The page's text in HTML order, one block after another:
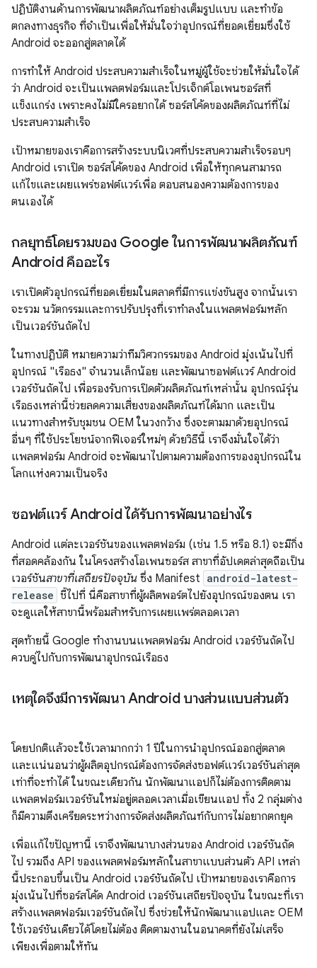
ปฏิบัติงานด้านการพัฒนาผลิตภัณฑ์อย่างเต็มรูปแบบ และทำข้อ
ตกลงทางธุรกิจ ที่จำเป็นเพื่อให้มั่นใจว่าอุปกรณ์ที่ยอดเยี่ยมซึ่งใช้
Android จะออกสู่ตลาดได้
การทำให้ Android ประสบความสำเร็จในหมู่ผู้ใช้จะช่วยให้มั่นใจได้
ว่า Android จะเป็นแพลตฟอร์มและโปรเจ็กต์โอเพนซอร์สที่
แข็งแกร่ง เพราะคงไม่มีใครอยากได้ ซอร์สโค้ดของผลิตภัณฑ์ที่ไม่
ประสบความสำเร็จ
เป้าหมายของเราคือการสร้างระบบนิเวศที่ประสบความสำเร็จรอบๆ
Android เราเปิด ซอร์สโค้ดของ Android เพื่อให้ทุกคนสามารถ
แก้ไขและเผยแพร่ซอฟต์แวร์เพื่อ ตอบสนองความต้องการของ
ตนเองได้
กลยุทธ์โดยรวมของ Google ในการพัฒนาผลิตภัณฑ์
Android คืออะไร
เราเปิดตัวอุปกรณ์ที่ยอดเยี่ยมในตลาดที่มีการแข่งขันสูง จากนั้นเรา
จะรวม นวัตกรรมและการปรับปรุงที่เราทำลงในแพลตฟอร์มหลัก
เป็นเวอร์ชันถัดไป
ในทางปฏิบัติ หมายความว่าทีมวิศวกรรมของ Android มุ่งเน้นไปที่
อุปกรณ์ "เรือธง" จำนวนเล็กน้อย และพัฒนาซอฟต์แวร์ Android
เวอร์ชันถัดไป เพื่อรองรับการเปิดตัวผลิตภัณฑ์เหล่านั้น อุปกรณ์รุ่น
เรือธงเหล่านี้ช่วยลดความเสี่ยงของผลิตภัณฑ์ได้มาก และเป็น
แนวทางสำหรับชุมชน OEM ในวงกว้าง ซึ่งจะตามมาด้วยอุปกรณ์
อื่นๆ ที่ใช้ประโยชน์จากฟีเจอร์ใหม่ๆ ด้วยวิธีนี้ เราจึงมั่นใจได้ว่า
แพลตฟอร์ม Android จะพัฒนาไปตามความต้องการของอุปกรณ์ใน
โลกแห่งความเป็นจริง
ซอฟต์แวร์ Android ได้รับการพัฒนาอย่างไร
Android แต่ละเวอร์ชันของแพลตฟอร์ม (เช่น 1.5 หรือ 8.1) จะมีกิ่ง
ที่สอดคล้องกัน ในโครงสร้างโอเพนซอร์ส สาขาที่อัปเดตล่าสุดถือเป็น
เวอร์ชันสาขาที่เสถียรปัจจุบัน ซึ่ง Manifest android-latest-
release ชี้ไปที่ นี่คือสาขาที่ผู้ผลิตพอร์ตไปยังอุปกรณ์ของตน เรา
จะดูแลให้สาขานี้พร้อมสำหรับการเผยแพร่ตลอดเวลา
สุดท้ายนี้ Google ทำงานบนแพลตฟอร์ม Android เวอร์ชันถัดไป
ควบคู่ไปกับการพัฒนาอุปกรณ์เรือธง
เหตุใดจึงมีการพัฒนา Android บางส่วนแบบส่วนตัว
โดยปกติแล้วจะใช้เวลามากกว่า 1 ปีในการนำอุปกรณ์ออกสู่ตลาด
และแน่นอนว่าผู้ผลิตอุปกรณ์ต้องการจัดส่งซอฟต์แวร์เวอร์ชันล่าสุด
เท่าที่จะทำได้ ในขณะเดียวกัน นักพัฒนาแอปก็ไม่ต้องการติดตาม
แพลตฟอร์มเวอร์ชันใหม่อยู่ตลอดเวลาเมื่อเขียนแอป ทั้ง 2 กลุ่มต่าง
ก็มีความตึงเครียดระหว่างการจัดส่งผลิตภัณฑ์กับการไม่อยากตกยุค
เพื่อแก้ไขปัญหานี้ เราจึงพัฒนาบางส่วนของ Android เวอร์ชันถัด
ไป รวมถึง API ของแพลตฟอร์มหลักในสาขาแบบส่วนตัว API เหล่า
นี้ประกอบขึ้นเป็น Android เวอร์ชันถัดไป เป้าหมายของเราคือการ
มุ่งเน้นไปที่ซอร์สโค้ด Android เวอร์ชันเสถียรปัจจุบัน ในขณะที่เรา
สร้างแพลตฟอร์มเวอร์ชันถัดไป ซึ่งช่วยให้นักพัฒนาแอปและ OEM
ใช้เวอร์ชันเดียวได้โดยไม่ต้อง ติดตามงานในอนาคตที่ยังไม่เสร็จ
เพียงเพื่อตามให้ทัน